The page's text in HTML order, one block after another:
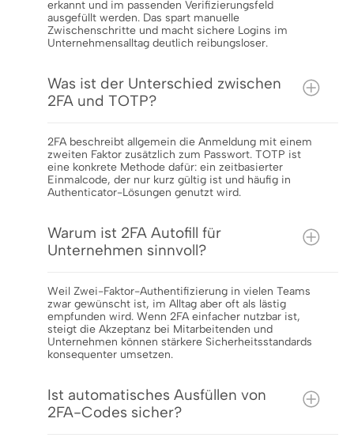
erkannt und im passenden Verifizierungsfeld
ausgefüllt werden. Das spart manuelle
Zwischenschritte und macht sichere Logins im
Unternehmensalltag deutlich reibungsloser.
Was ist der Unterschied zwischen
2FA und TOTP?
2FA beschreibt allgemein die Anmeldung mit einem
zweiten Faktor zusätzlich zum Passwort. TOTP ist
eine konkrete Methode dafür: ein zeitbasierter
Einmalcode, der nur kurz gültig ist und häufig in
Authenticator-Lösungen genutzt wird.
Warum ist 2FA Autofill für
Unternehmen sinnvoll?
Weil Zwei-Faktor-Authentifizierung in vielen Teams
zwar gewünscht ist, im Alltag aber oft als lästig
empfunden wird. Wenn 2FA einfacher nutzbar ist,
steigt die Akzeptanz bei Mitarbeitenden und
Unternehmen können stärkere Sicherheitsstandards
konsequenter umsetzen.
Ist automatisches Ausfüllen von
2FA-Codes sicher?